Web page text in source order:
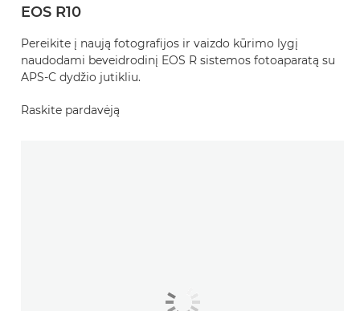
EOS R10
Pereikite į naują fotografijos ir vaizdo kūrimo lygį
naudodami beveidrodinį EOS R sistemos fotoaparatą su
APS-C dydžio jutikliu.
Raskite pardavėją